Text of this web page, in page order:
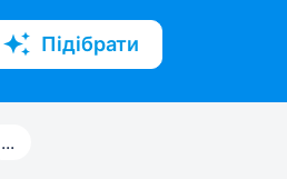
Підібрати
...